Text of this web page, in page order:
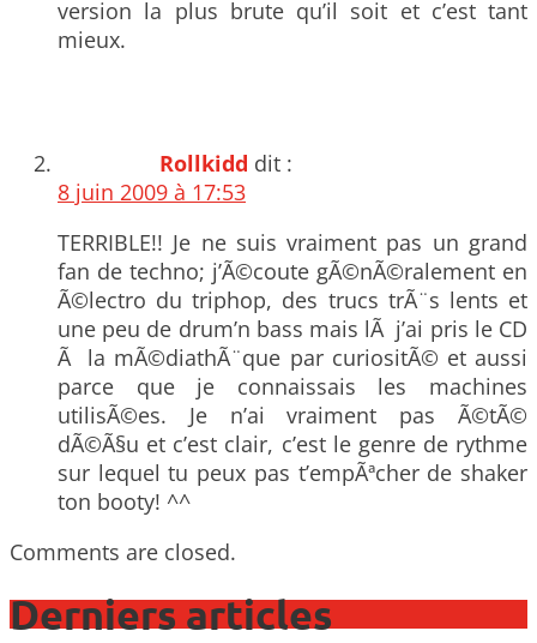
version la plus brute qu’il soit et c’est tant
mieux.
Rollkidd dit :
8 juin 2009 à 17:53
TERRIBLE!! Je ne suis vraiment pas un grand
fan de techno; j’Ã©coute gÃ©nÃ©ralement en
Ã©lectro du triphop, des trucs trÃ¨s lents et
une peu de drum’n bass mais lÃ j’ai pris le CD
Ã la mÃ©diathÃ¨que par curiositÃ© et aussi
parce que je connaissais les machines
utilisÃ©es. Je n’ai vraiment pas Ã©tÃ©
dÃ©Ã§u et c’est clair, c’est le genre de rythme
sur lequel tu peux pas t’empÃªcher de shaker
ton booty! ^^
Comments are closed.
Derniers articles